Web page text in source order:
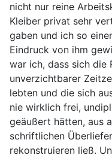
nicht nur reine
Kleiber privat sehr
gaben und ich so
Eindruck von ihm
war ich, dass sich die
unverzichtbarer
lebten und die sich
nie wirklich frei,
geäußert hätten, aus
schriftlichen
rekonstruieren ließ.